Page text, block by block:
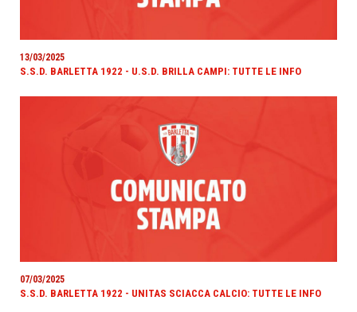
13/03/2025
S.S.D. BARLETTA 1922 - U.S.D. BRILLA CAMPI: TUTTE LE INFO
07/03/2025
S.S.D. BARLETTA 1922 - UNITAS SCIACCA CALCIO: TUTTE LE INFO